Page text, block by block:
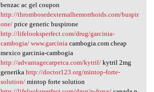
benzac ac gel coupon
http://thrombosedexternalhemorrhoids.com/buspir
one/price generic buspirone
http://lifelooksperfect.com/drug/garcinia-
cambogia/ www.garcinia cambogia.com cheap
mexico garcinia-cambogia
http://advantagecarpetca.com/kytril/kytril 2mg
generika http://doctor123.org/mintop-forte-
solution/mintop forte solution